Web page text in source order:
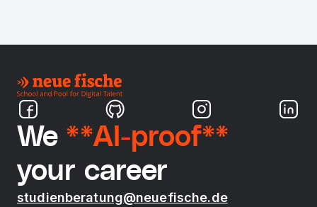
We **AI-proof**
your career
studienberatung@neuefische.de